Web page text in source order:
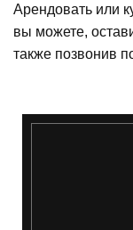
Арендовать или
вы можете,
также позвонив